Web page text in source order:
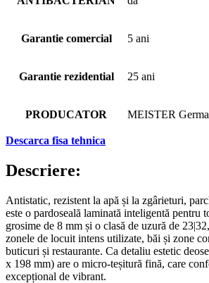
Garantie comercial 5 ani
Garantie rezidential 25 ani
PRODUCATOR MEISTER
Descarca fisa tehnica
Descriere:
Antistatic, rezistent la apă și la zgârieturi,
este o pardoseală laminată inteligentă pentru
grosime de 8 mm și o clasă de uzură de
zonele de locuit intens utilizate, băi și zone
buticuri și restaurante. Ca detaliu estetic
x 198 mm) are o micro-teșitură fină, care
excepțional de vibrant.